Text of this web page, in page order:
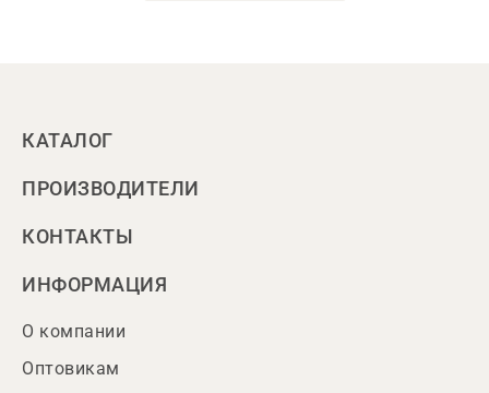
КАТАЛОГ
ПРОИЗВОДИТЕЛИ
КОНТАКТЫ
ИНФОРМАЦИЯ
О компании
Оптовикам